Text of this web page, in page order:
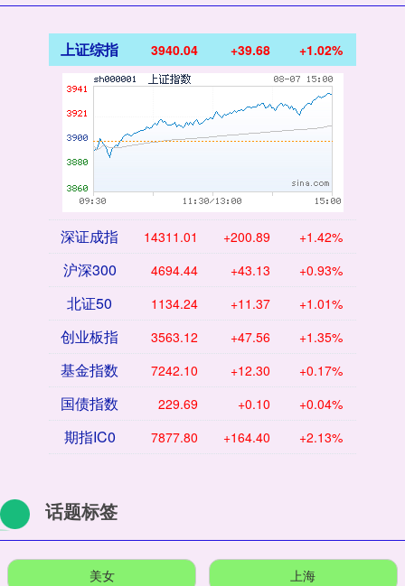
上证综指 3940.04 +39.68 +1.02%
深证成指 14311.01 +200.89 +1.42%
沪深300 4694.44 +43.13 +0.93%
北证50 1134.24 +11.37 +1.01%
创业板指 3563.12 +47.56 +1.35%
基金指数 7242.10 +12.30 +0.17%
国债指数 229.69 +0.10 +0.04%
期指IC0 7877.80 +164.40 +2.13%
话题标签
美女 上海